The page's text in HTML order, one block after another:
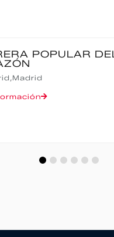
IBERCAJA MADRID
MADRID – 10K
Madrid,
Más información